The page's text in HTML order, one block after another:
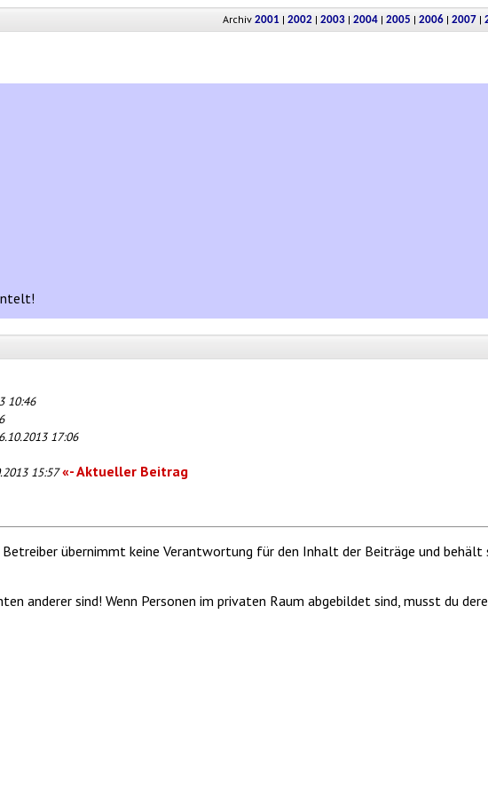
Archiv 2001 | 2002 | 2003 | 2004 | 2005 | 2006 | 2007 |
10:46
17:06
15:57«- Aktueller Beitrag
übernimmt keine Verantwortung für den Inhalt der Beiträge und behält
anderer sind! Wenn Personen im privaten Raum abgebildet sind, musst du